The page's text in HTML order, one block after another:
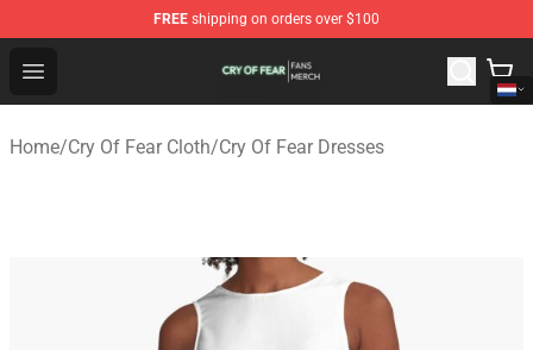
FREE shipping on orders over $100
Open menu
Cry Of Fear Shop - Official Cry Of Fear Merchandise Store
Home/Cry Of Fear Cloth/Cry Of Fear Dresses